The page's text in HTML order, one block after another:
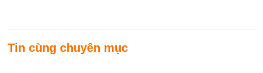
Tin cùng chuyên mục